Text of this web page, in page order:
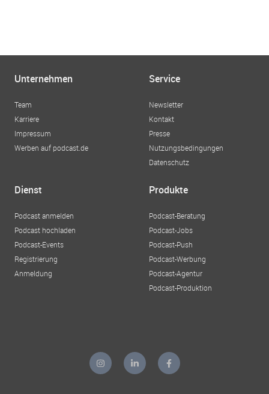
Unternehmen
Team
Karriere
Impressum
Werben auf podcast.de
Service
Newsletter
Kontakt
Presse
Nutzungsbedingungen
Datenschutz
Dienst
Podcast anmelden
Podcast hochladen
Podcast-Events
Registrierung
Anmeldung
Produkte
Podcast-Beratung
Podcast-Jobs
Podcast-Push
Podcast-Werbung
Podcast-Agentur
Podcast-Produktion